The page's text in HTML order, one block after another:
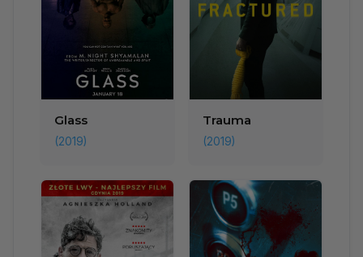
Glass
(2019)
Trauma
(2019)